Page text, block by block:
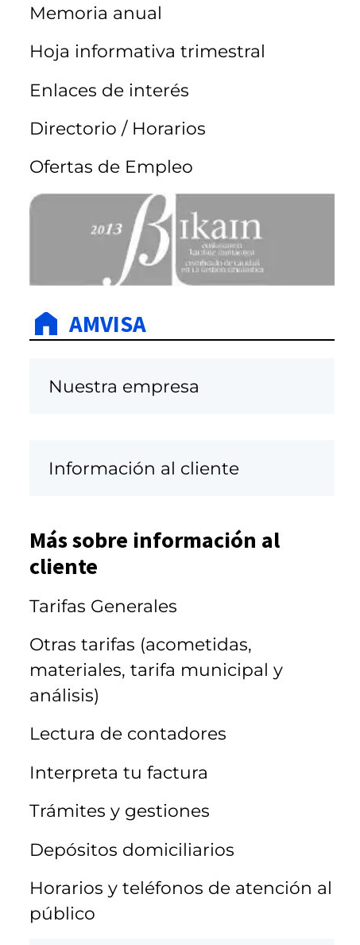
Memoria anual
Hoja informativa trimestral
Enlaces de interés
Directorio / Horarios
Ofertas de Empleo
AMVISA
Nuestra empresa
Información al cliente
Más sobre información al
cliente
Tarifas Generales
Otras tarifas (acometidas,
materiales, tarifa municipal y
análisis)
Lectura de contadores
Interpreta tu factura
Trámites y gestiones
Depósitos domiciliarios
Horarios y teléfonos de atención al
público